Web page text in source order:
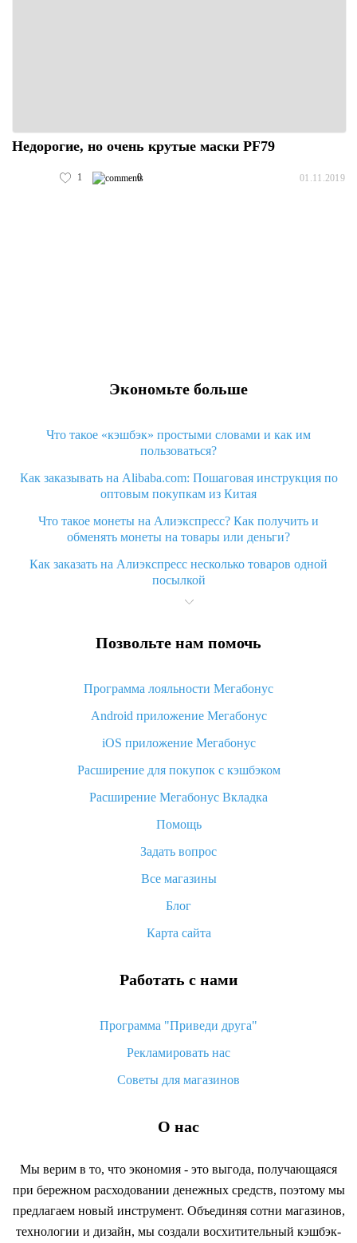
Недорогие, но очень крутые маски PF79
1 0 01.11.2019
Экономьте больше
Что такое «кэшбэк» простыми словами и как им
пользоваться?
Как заказывать на Alibaba.com: Пошаговая инструкция по
оптовым покупкам из Китая
Что такое монеты на Алиэкспресс? Как получить и
обменять монеты на товары или деньги?
Как заказать на Алиэкспресс несколько товаров одной
посылкой
Что значит статус «Заказ закрыт» на Алиэкспресс и что
Что делать, если Алиэкспресс просит ввести паспортные
Как узнать, куда пришла посылка с Алиэкспресс
Вы отменили заказ на Алиэкспресс, когда вернут деньги?
Что такое баллы на Алиэкспресс, как их получить и
«AliExpress Standard Shipping»: что это за метод доставки и
как его отслеживать
Как покупать оптом на Алиэкспресс
Что делать, если не пришел товар с Алиэкспресс
возврата денег
Позвольте нам помочь
Программа лояльности Мегабонус
Android приложение Мегабонус
iOS приложение Мегабонус
Расширение для покупок с кэшбэком
Расширение Мегабонус Вкладка
Помощь
Задать вопрос
Все магазины
Блог
Карта сайта
Работать с нами
Программа "Приведи друга"
Рекламировать нас
Советы для магазинов
О нас
Мы верим в то, что экономия - это выгода, получающаяся
при бережном расходовании денежных средств, поэтому мы
предлагаем новый инструмент. Объединяя сотни магазинов,
технологии и дизайн, мы создали восхитительный кэшбэк-